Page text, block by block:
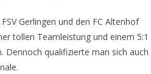
Gerlingen und den FC Altenhof
tollen Teamleistung und einem 5:1
Dennoch qualifizierte man sich auch